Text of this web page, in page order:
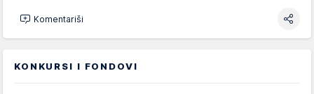
Komentariši
KONKURSI I FONDOVI